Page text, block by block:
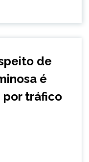
de
é
por tráfico